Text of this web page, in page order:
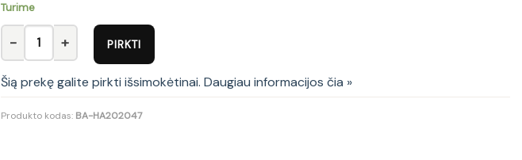
Turime
produkto kiekis: GROSSO desk votan oak / anthracite
PIRKTI
Šią prekę galite pirkti išsimokėtinai. Daugiau informacijos čia »
Produkto kodas: BA-HA202047